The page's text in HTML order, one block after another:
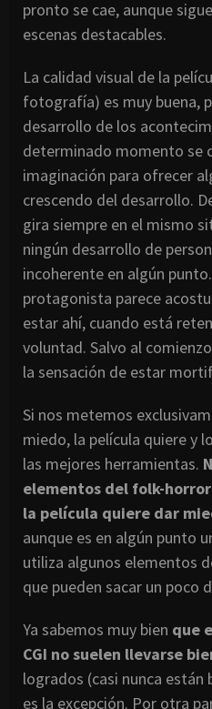
pronto se cae, aunque
escenas destacables.
La calidad visual de la
fotografía) es muy buena,
desarrollo de los
determinado momento se
imaginación para ofrecer
crescendo del desarrollo.
gira siempre en el mismo
ningún desarrollo de
incoherente en algún
protagonista parece
estar ahí, cuando está
voluntad. Salvo al
la sensación de estar
Si nos metemos
miedo, la película quiere y
las mejores herramientas.
elementos del folk-
la película quiere dar
aunque es en algún punto
utiliza algunos elementos
que pueden sacar un poco
Ya sabemos muy bien que
CGI no suelen llevarse
logrados (casi nunca están
es la excepción. Por otra